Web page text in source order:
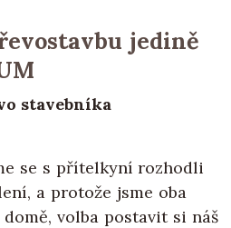
jedině
stavebníka
se s přítelkyní rozhodli
a protože jsme oba
volba postavit si náš